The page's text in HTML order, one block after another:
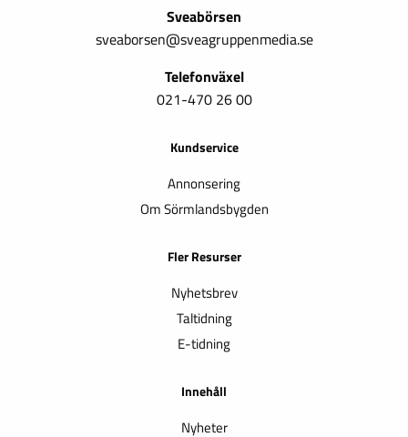
Sveabörsen
sveaborsen@sveagruppenmedia.se
Telefonväxel
021-470 26 00
Kundservice
Annonsering
Om Sörmlandsbygden
Fler Resurser
Nyhetsbrev
Taltidning
E-tidning
Innehåll
Nyheter